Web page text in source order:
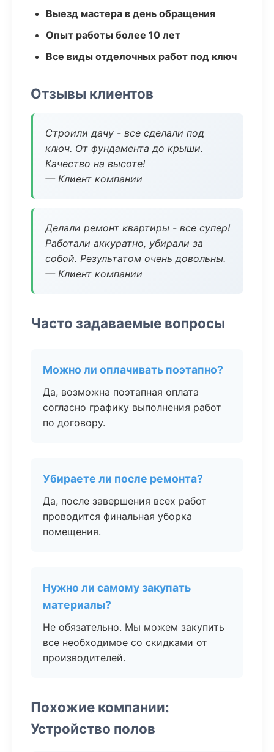
Выезд мастера в день обращения
Опыт работы более 10 лет
Все виды отделочных работ под ключ
Отзывы клиентов
Строили дачу - все сделали под
ключ. От фундамента до крыши.
Качество на высоте!
— Клиент компании
Делали ремонт квартиры - все супер!
Работали аккуратно, убирали за
собой. Результатом очень довольны.
— Клиент компании
Часто задаваемые вопросы
Можно ли оплачивать поэтапно?
Да, возможна поэтапная оплата
согласно графику выполнения работ
по договору.
Убираете ли после ремонта?
Да, после завершения всех работ
проводится финальная уборка
помещения.
Нужно ли самому закупать
материалы?
Не обязательно. Мы можем закупить
все необходимое со скидками от
производителей.
Похожие компании:
Устройство полов